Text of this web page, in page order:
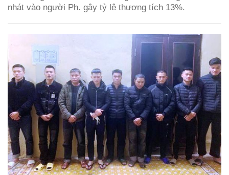
nhát vào người Ph. gây tỷ lệ thương tích 13%.